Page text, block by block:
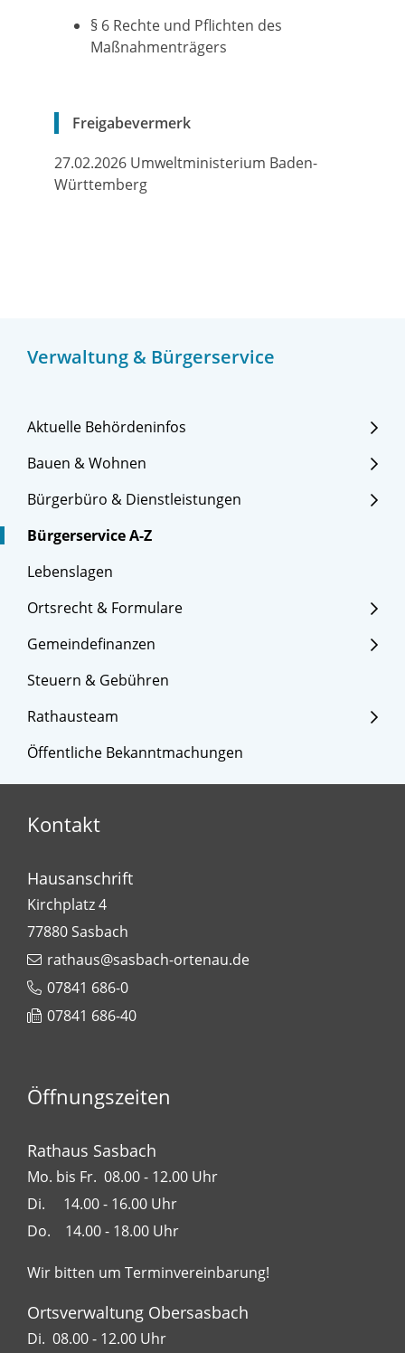
Verwaltung & Bürgerservice
Aktuelle Behördeninfos
Bauen & Wohnen
Bürgerbüro & Dienstleistungen
Bürgerservice A-Z
Lebenslagen
Ortsrecht & Formulare
Gemeindefinanzen
Steuern & Gebühren
Rathausteam
Öffentliche Bekanntmachungen
§ 6 Rechte und Pflichten des
Maßnahmenträgers
Freigabevermerk
27.02.2026 Umweltministerium Baden-
Württemberg
Kontakt
Hausanschrift
Kirchplatz 4
77880Sasbach
rathaus@sasbach-ortenau.de
07841 686-0
07841 686-40
Öffnungszeiten
Rathaus Sasbach
Mo. bis Fr. 08.00 - 12.00 Uhr
Di. 14.00 - 16.00 Uhr
Do. 14.00 - 18.00 Uhr
Wir bitten um Terminvereinbarung!
Ortsverwaltung Obersasbach
Di. 08.00 - 12.00 Uhr